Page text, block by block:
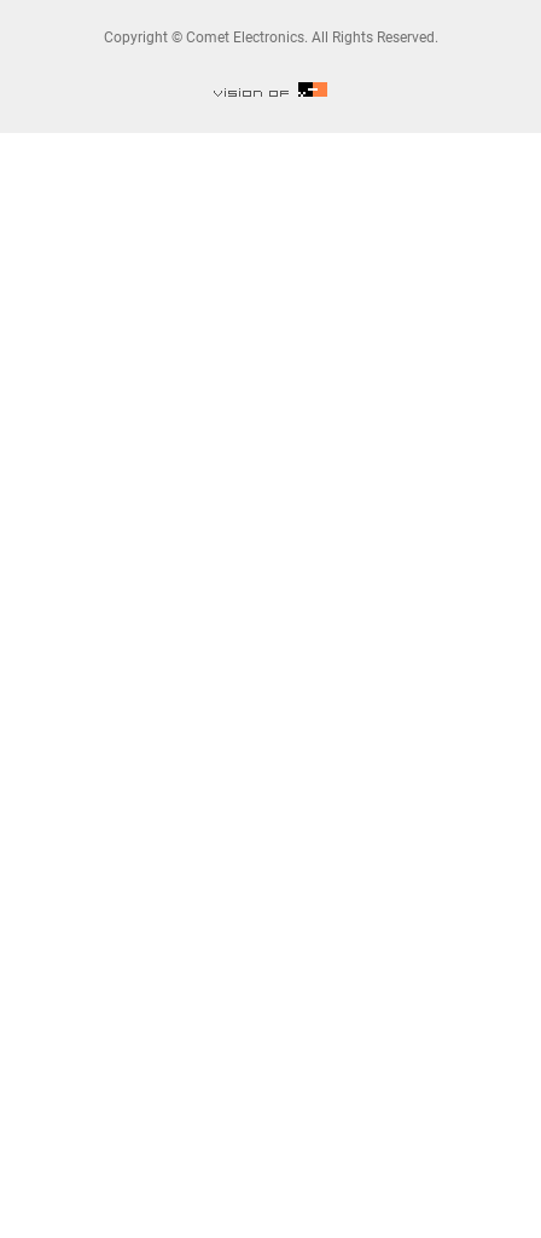
Copyright © Comet Electronics. All Rights Reserved.